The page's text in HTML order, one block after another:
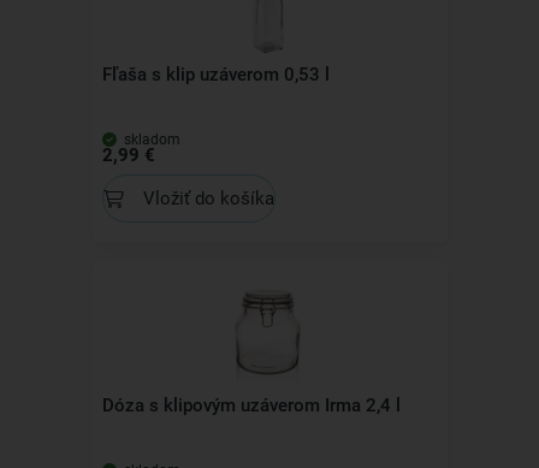
Fľaša s klip uzáverom 0,53 l
skladom
2,99 €
Vložiť do košíka
Dóza s klipovým uzáverom Irma 2,4 l